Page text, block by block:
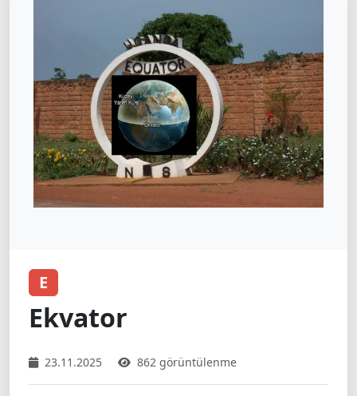
E
Ekvator
23.11.2025 862 görüntülenme